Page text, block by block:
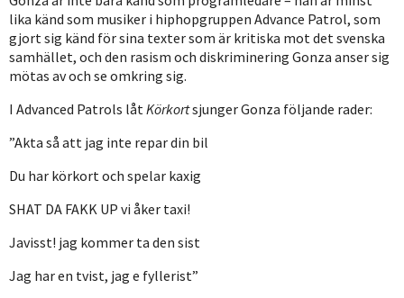
lika känd som musiker i hiphopgruppen Advance Patrol, som
gjort sig känd för sina texter som är kritiska mot det svenska
samhället, och den rasism och diskriminering Gonza anser sig
mötas av och se omkring sig.
I Advanced Patrols låt Körkortsjunger Gonza följande rader:
”Akta så att jag inte repar din bil
Du har körkort och spelar kaxig
SHAT DA FAKK UP vi åker taxi!
Javisst! jag kommer ta den sist
Jag har en tvist, jag e fyllerist”